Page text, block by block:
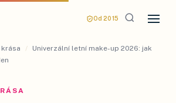
Od 2015
krása /
Univerzální letní make-up 2026: jak